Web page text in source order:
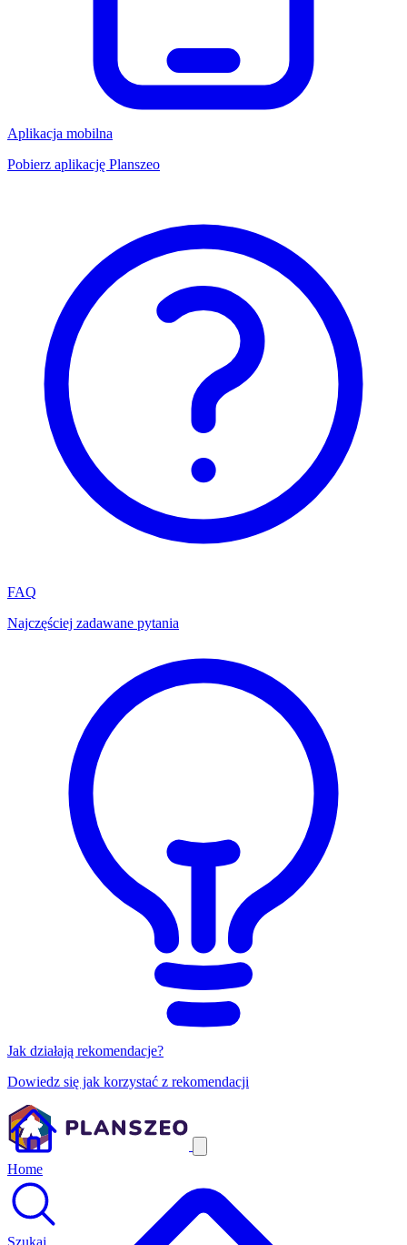
Aplikacja mobilna
Pobierz aplikację Planszeo
FAQ
Najczęściej zadawane pytania
Jak działają rekomendacje?
Dowiedz się jak korzystać z rekomendacji
Home
Szukaj